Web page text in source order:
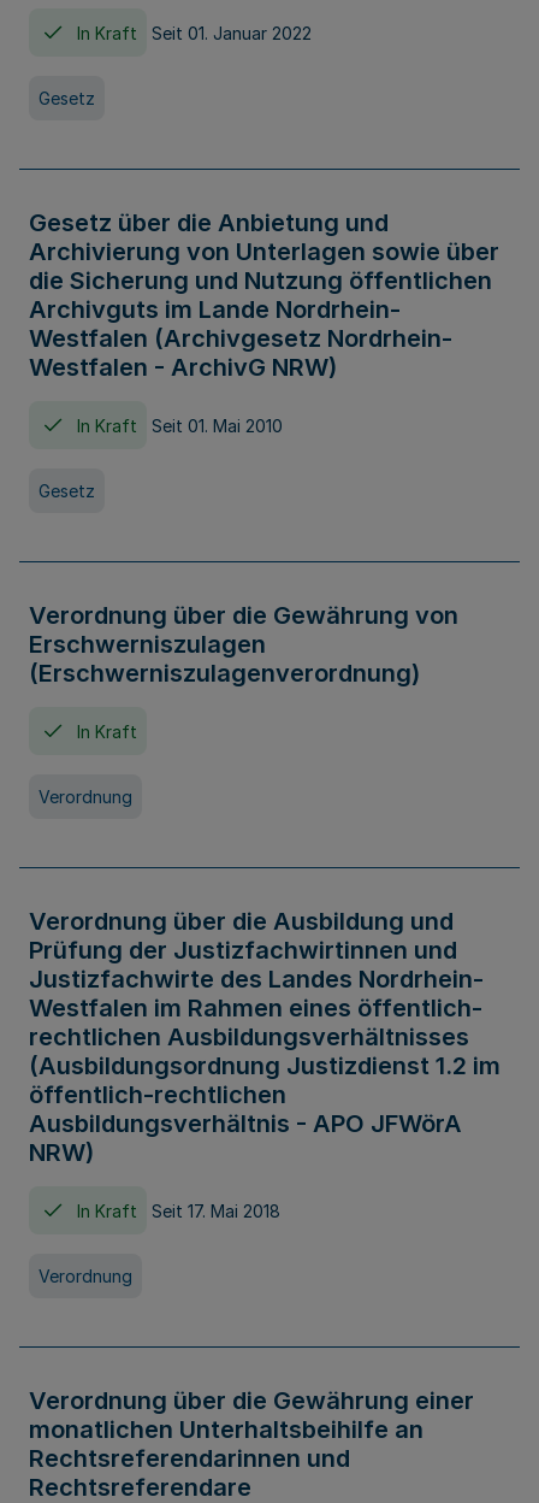
In Kraft Seit 01. Januar 2022
Gesetz
Gesetz über die Anbietung und
Archivierung von Unterlagen sowie über
die Sicherung und Nutzung öffentlichen
Archivguts im Lande Nordrhein-
Westfalen (Archivgesetz Nordrhein-
Westfalen - ArchivG NRW)
In Kraft Seit 01. Mai 2010
Gesetz
Verordnung über die Gewährung von
Erschwerniszulagen
(Erschwerniszulagenverordnung)
In Kraft
Verordnung
Verordnung über die Ausbildung und
Prüfung der Justizfachwirtinnen und
Justizfachwirte des Landes Nordrhein-
Westfalen im Rahmen eines öffentlich-
rechtlichen Ausbildungsverhältnisses
(Ausbildungsordnung Justizdienst 1.2 im
öffentlich-rechtlichen
Ausbildungsverhältnis - APO JFWörA
NRW)
In Kraft Seit 17. Mai 2018
Verordnung
Verordnung über die Gewährung einer
monatlichen Unterhaltsbeihilfe an
Rechtsreferendarinnen und
Rechtsreferendare